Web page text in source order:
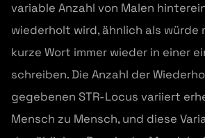
variable Anzahl von Malen
wiederholt wird, ähnlich als würde
kurze Wort immer wieder in einer
schreiben. Die Anzahl der
gegebenen STR-Locus variiert
Mensch zu Mensch, und diese